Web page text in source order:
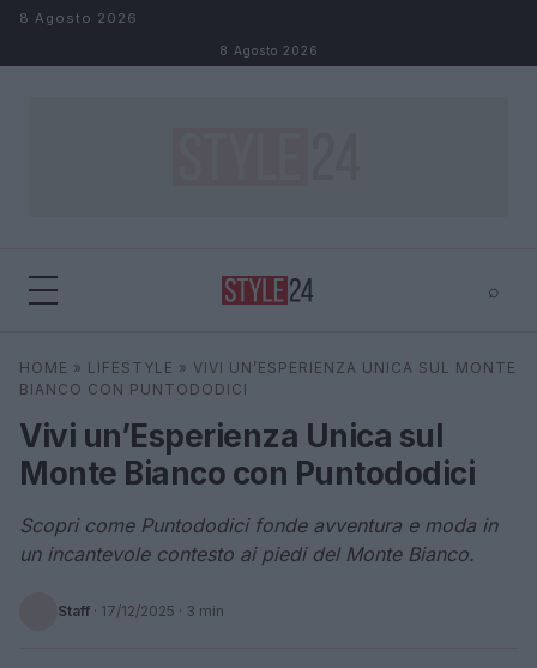
Salta al contenuto
8 Agosto 2026
8 Agosto 2026
⌕
Cerca ⌕ ×
HOME » LIFESTYLE » VIVI UN’ESPERIENZA UNICA SUL MONTE
BIANCO CON PUNTODODICI
Vivi un’Esperienza Unica sul
Monte Bianco con Puntododici
Scopri come Puntododici fonde avventura e moda in
un incantevole contesto ai piedi del Monte Bianco.
Staff · 17/12/2025 · 3 min